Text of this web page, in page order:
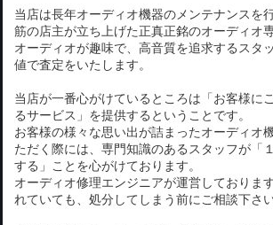
当店は長年オーディオ機器のメンテナンスを
筋の店主が立ち上げた正真正銘のオーディオ
オーディオが趣味で、高音質を追求するスタ
値で査定をいたします。
当店が一番心がけているところは「お客様に
るサービス」を提供するということです。
お客様の様々な思い出が詰まったオーディオ
ただく際には、専門知識のあるスタッフが「
する」ことを心がけております。
オーディオ修理エンジニアが運営しておりま
れていても、処分してしまう前にご相談下さい